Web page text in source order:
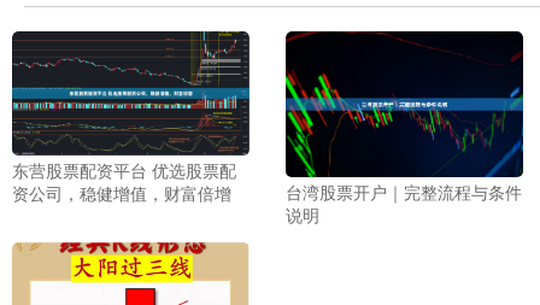
东营股票配资平台 优选股票配
资公司，稳健增值，财富倍增
台湾股票开户｜完整流程与条件
说明